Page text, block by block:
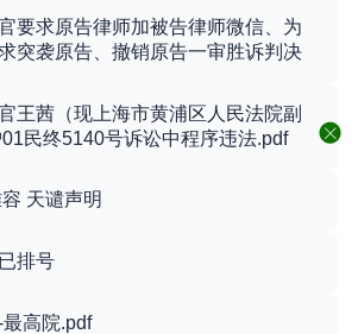
要求原告律师加被告律师微信、为
突袭原告、撤销原告一审胜诉判决
王茜（现上海市黄浦区人民法院副
民终5140号诉讼中程序违法.pdf
天谴声明
排号
高院.pdf